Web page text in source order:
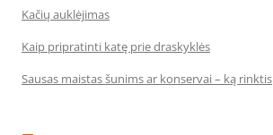
Kačių auklėjimas
Kaip pripratinti katę prie draskyklės
Sausas maistas šunims ar konservai – ką rinktis